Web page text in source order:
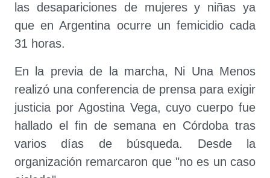
las desapariciones de mujeres y niñas ya
que en Argentina ocurre un femicidio cada
31 horas.
En la previa de la marcha, Ni Una Menos
realizó una conferencia de prensa para exigir
justicia por Agostina Vega, cuyo cuerpo fue
hallado el fin de semana en Córdoba tras
varios días de búsqueda. Desde la
organización remarcaron que "no es un caso